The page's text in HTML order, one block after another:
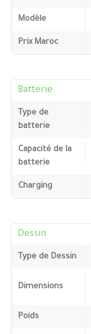
Modèle
Prix Maroc
Batterie
Type de
batterie
Capacité de la
batterie
Charging
Dessin
Type de Dessin
Dimensions
Poids